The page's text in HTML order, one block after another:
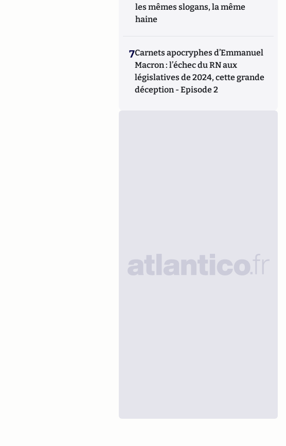
les mêmes slogans, la même
haine
7Carnets apocryphes d’Emmanuel
Macron : l’échec du RN aux
législatives de 2024, cette grande
déception - Episode 2